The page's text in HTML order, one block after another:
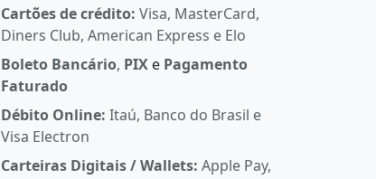
Cartões de crédito: Visa, MasterCard,
Diners Club, American Express e Elo
Boleto Bancário, PIX e Pagamento
Faturado
Débito Online: Itaú, Banco do Brasil e
Visa Electron
Carteiras Digitais / Wallets:Apple Pay,